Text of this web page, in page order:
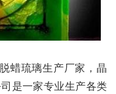
蜡琉璃生产厂家，晶
是一家专业生产各类